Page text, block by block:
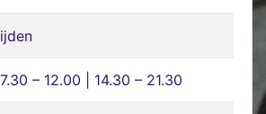
– 12.00 | 14.30 – 21.30